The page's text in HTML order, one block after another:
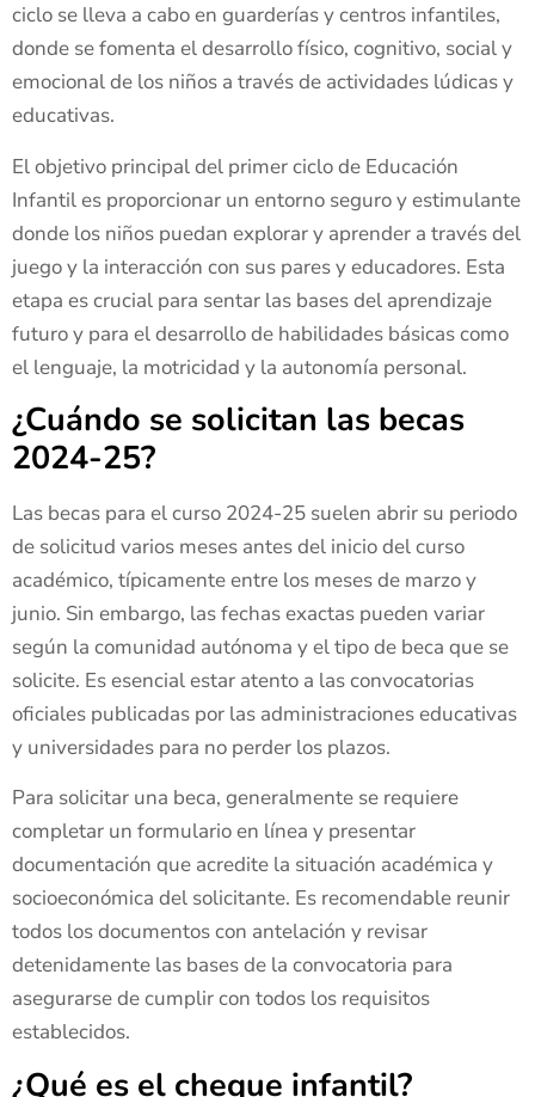
ciclo se lleva a cabo en guarderías y centros infantiles,
donde se fomenta el desarrollo físico, cognitivo, social y
emocional de los niños a través de actividades lúdicas y
educativas.
El objetivo principal del primer ciclo de Educación
Infantil es proporcionar un entorno seguro y estimulante
donde los niños puedan explorar y aprender a través del
juego y la interacción con sus pares y educadores. Esta
etapa es crucial para sentar las bases del aprendizaje
futuro y para el desarrollo de habilidades básicas como
el lenguaje, la motricidad y la autonomía personal.
¿Cuándo se solicitan las becas
2024-25?
Las becas para el curso 2024-25 suelen abrir su periodo
de solicitud varios meses antes del inicio del curso
académico, típicamente entre los meses de marzo y
junio. Sin embargo, las fechas exactas pueden variar
según la comunidad autónoma y el tipo de beca que se
solicite. Es esencial estar atento a las convocatorias
oficiales publicadas por las administraciones educativas
y universidades para no perder los plazos.
Para solicitar una beca, generalmente se requiere
completar un formulario en línea y presentar
documentación que acredite la situación académica y
socioeconómica del solicitante. Es recomendable reunir
todos los documentos con antelación y revisar
detenidamente las bases de la convocatoria para
asegurarse de cumplir con todos los requisitos
establecidos.
¿Qué es el cheque infantil?